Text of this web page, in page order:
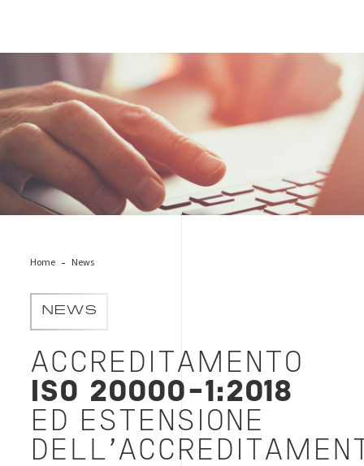
Contact-keyboard
Home News
NEWS
ACCREDITAMENTO
ISO 20000-1:2018
ED ESTENSIONE